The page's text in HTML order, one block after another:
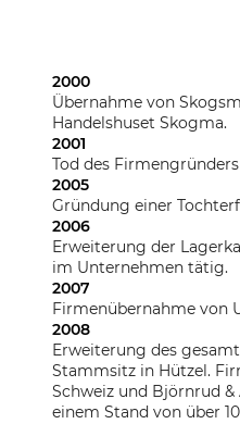
2000
Übernahme von
Handelshuset Skogma.
2001
Tod des
2005
Gründung einer
2006
Erweiterung der
im Unternehmen tätig.
2007
Firmenübernahme von
2008
Erweiterung des
Stammsitz in Hützel.
Schweiz und Björnrud
einem Stand von über